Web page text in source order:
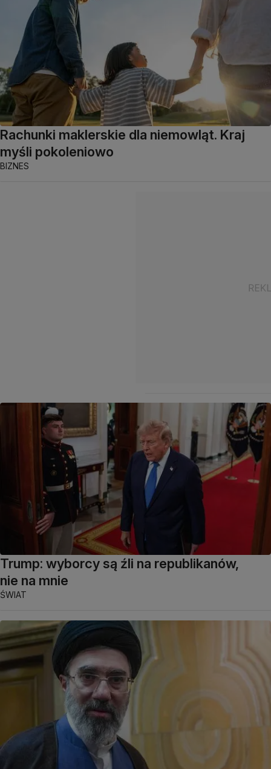
Rachunki maklerskie dla niemowląt. Kraj
myśli pokoleniowo
BIZNES
Trump: wyborcy są źli na republikanów,
nie na mnie
ŚWIAT